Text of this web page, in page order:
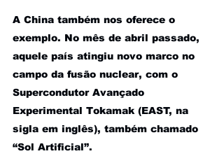
A China também nos oferece o
exemplo. No mês de abril passado,
aquele país atingiu novo marco no
campo da fusão nuclear, com o
Supercondutor Avançado
Experimental Tokamak (EAST, na
sigla em inglês), também chamado
“Sol Artificial”.